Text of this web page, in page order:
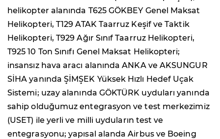
helikopter alanında T625 GÖKBEY Genel Maksat
Helikopteri, T129 ATAK Taarruz Keşif ve Taktik
Helikopteri, T929 Ağır Sınıf Taarruz Helikopteri,
T925 10 Ton Sınıfı Genel Maksat Helikopteri;
insansız hava aracı alanında ANKA ve AKSUNGUR
SİHA yanında ŞİMŞEK Yüksek Hızlı Hedef Uçak
Sistemi; uzay alanında GÖKTÜRK uyduları yanında
sahip olduğumuz entegrasyon ve test merkezimiz
(USET) ile yerli ve milli uyduların test ve
entegrasyonu; yapısal alanda Airbus ve Boeing